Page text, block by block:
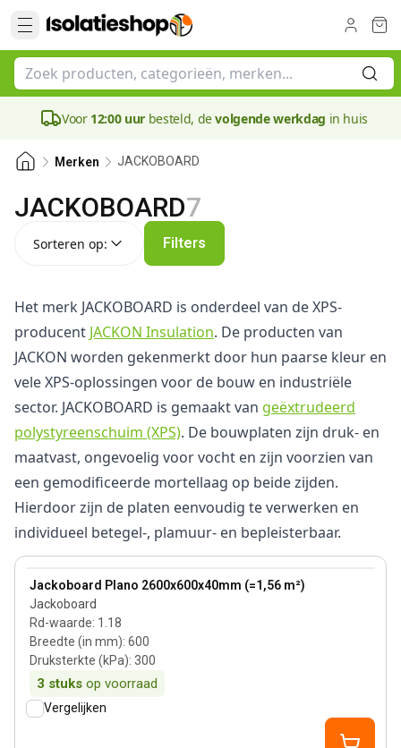
Voor 12:00 uur besteld, devolgende werkdag in huis
Merken JACKOBOARD
JACKOBOARD7
Sorteren op: Filters
Het merk JACKOBOARD is onderdeel van de XPS-
producent JACKON Insulation. De producten van
JACKON worden gekenmerkt door hun paarse kleur en
vele XPS-oplossingen voor de bouw en industriële
sector. JACKOBOARD is gemaakt van geëxtrudeerd
polystyreenschuim (XPS). De bouwplaten zijn druk- en
maatvast, ongevoelig voor vocht en zijn voorzien van
een gemodificeerde mortellaag op beide zijden.
Hierdoor zijn de platen eenvoudig te verwerken en
individueel betegel-, plamuur- en bepleisterbaar.
Jackoboard Plano 2600x600x40mm (=1,56 m²)
Jackoboard
Rd-waarde: 1.18
Breedte (in mm): 600
Druksterkte (kPa): 300
3 stuks op voorraad
View product
Vergelijken